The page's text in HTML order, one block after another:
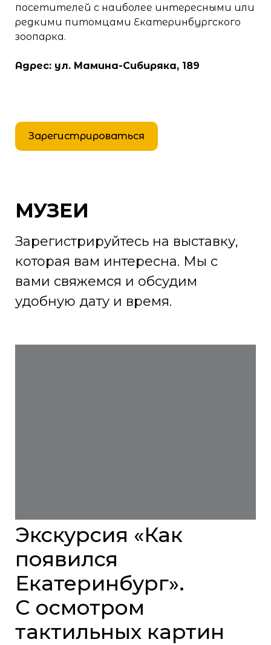
посетителей с наиболее интересными или
редкими питомцами Екатеринбургского
зоопарка.
Адрес: ул. Мамина-Сибиряка, 189
Зарегистрироваться
МУЗЕИ
Зарегистрируйтесь на выставку,
которая вам интересна. Мы с
вами свяжемся и обсудим
удобную дату и время.
Экскурсия «Как
появился
Екатеринбург».
С осмотром
тактильных картин